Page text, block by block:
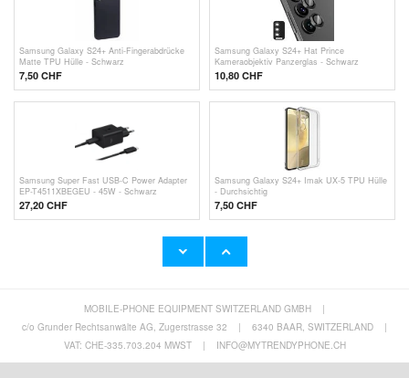
Samsung Galaxy S24+ Anti-Fingerabdrücke
Matte TPU Hülle - Schwarz
7,50 CHF
Samsung Galaxy S24+ Hat Prince
Kameraobjektiv Panzerglas - Schwarz
10,80 CHF
Samsung Super Fast USB-C Power Adapter
EP-T4511XBEGEU - 45W - Schwarz
27,20 CHF
Samsung Galaxy S24+ Imak UX-5 TPU Hülle
- Durchsichtig
7,50 CHF
Samsung Galaxy S24+ Hybrid Hülle -
MagSafe-kompatibel - Durchsichtig
7,50 CHF
Samsung Galaxy S25+ Hybrid Hülle -
MagSafe-kompatibel - Durchsichtig
7,50 CHF
MOBILE-PHONE EQUIPMENT SWITZERLAND GMBH
|
c/o Grunder Rechtsanwälte AG, Zugerstrasse 32
| 6340 BAAR, SWITZERLAND
|
VAT: CHE-335.703.204 MWST
| INFO@MYTRENDYPHONE.CH